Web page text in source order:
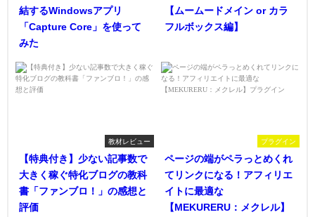
結するWindowsアプリ
「Capture Core」を使って
みた
【ムームードメイン or カラ
フルボックス編】
教材レビュー
【特典付き】少ない記事数で
大きく稼ぐ特化ブログの教科
書「ファンブロ！」の感想と
評価
プラグイン
ページの端がペラっとめくれ
てリンクになる！アフィリエ
イトに最適な
【MEKURERU：メクレル】